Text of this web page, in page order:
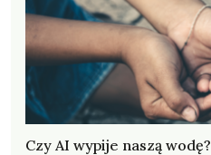
Czy AI wypije naszą wodę?